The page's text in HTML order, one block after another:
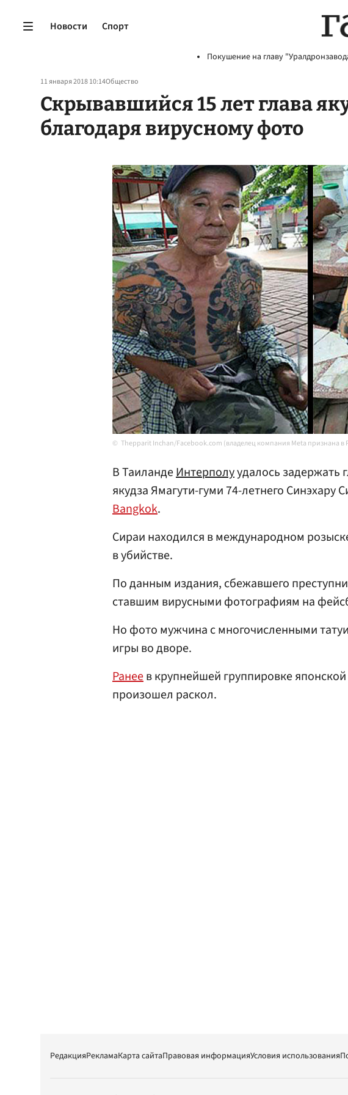
Новости Спорт
Покушение на главу
11 января 2018 10:14Общество
Скрывавшийся 15 лет глава
благодаря вирусному фото
Thepparit Inchan/Facebook.com (владелец компания Meta признана в
В ТаиландеИнтерполуудалось задержать
якудза Ямагути-гуми 74-летнего Синэхару
Bangkok.
Сираи находился в международном
в убийстве.
По данным издания, сбежавшего
ставшим вирусными фотографиям на
Но фото мужчина с многочисленными
игры во дворе.
Ранеев крупнейшей группировке
произошел раскол.
РедакцияРекламаКарта сайтаПравовая информацияУсловия использования